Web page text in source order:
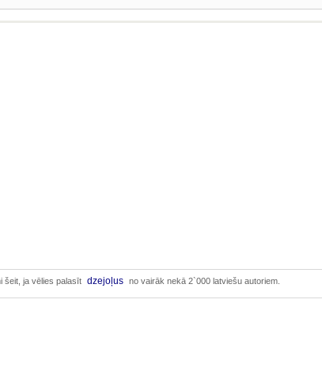
šeit, ja vēlies palasīt dzejoļus no vairāk nekā 2`000 latviešu autoriem.